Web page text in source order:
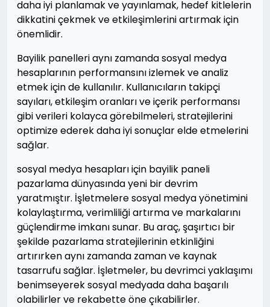
daha iyi planlamak ve yayınlamak, hedef kitlelerin
dikkatini çekmek ve etkileşimlerini artırmak için
önemlidir.
Bayilik panelleri aynı zamanda sosyal medya
hesaplarının performansını izlemek ve analiz
etmek için de kullanılır. Kullanıcıların takipçi
sayıları, etkileşim oranları ve içerik performansı
gibi verileri kolayca görebilmeleri, stratejilerini
optimize ederek daha iyi sonuçlar elde etmelerini
sağlar.
sosyal medya hesapları için bayilik paneli
pazarlama dünyasında yeni bir devrim
yaratmıştır. İşletmelere sosyal medya yönetimini
kolaylaştırma, verimliliği artırma ve markalarını
güçlendirme imkanı sunar. Bu araç, şaşırtıcı bir
şekilde pazarlama stratejilerinin etkinliğini
artırırken aynı zamanda zaman ve kaynak
tasarrufu sağlar. İşletmeler, bu devrimci yaklaşımı
benimseyerek sosyal medyada daha başarılı
olabilirler ve rekabette öne çıkabilirler.